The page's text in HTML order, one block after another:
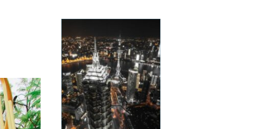
byder på en fantastisk
skønhed, kulturel
mangfoldighed og
unikke eventyr. Hvis du
er en rejsende og
eventyrlysten pers...